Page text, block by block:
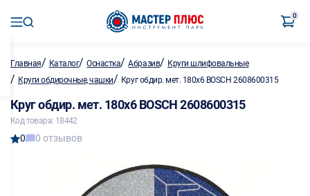
0
Главная/ Каталог/Оснастка/Абразив/ Круги шлифовальные
/ Круги обдирочные, чашки/ Круг обдир. мет. 180х6 BOSСH 2608600315
Круг обдир. мет. 180х6 BOSСH 2608600315
Код товара: 18442
0 0 отзывов